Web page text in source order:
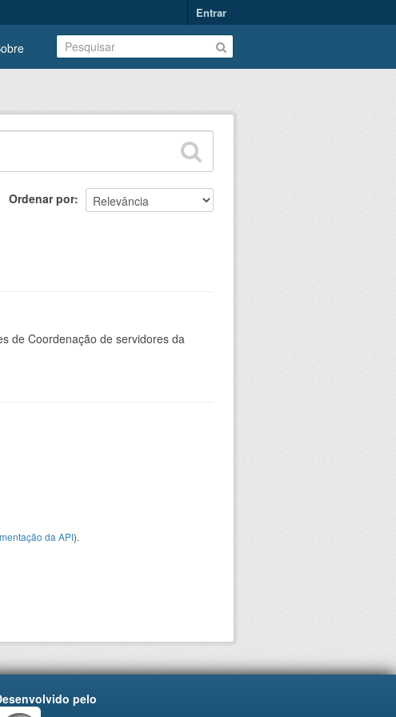
Entrar
Ordenar por
de Coordenação de servidores da
da API).
pelo